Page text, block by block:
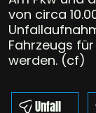
von circa
Fahrzeugs
werden. (cf)
Unfall